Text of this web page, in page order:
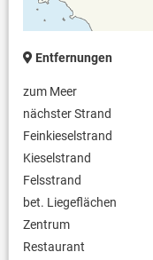
Entfernungen
zum Meer
nächster Strand
Feinkieselstrand
Kieselstrand
Felsstrand
bet. Liegeflächen
Zentrum
Restaurant